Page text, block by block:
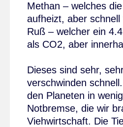
Methan – welches
aufheizt, aber
Ruß – welcher ein
als CO2, aber
Dieses sind sehr,
verschwinden
den Planeten in
Notbremse, die wir
Viehwirtschaft. Die